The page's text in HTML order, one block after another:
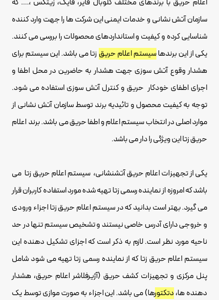
اعلام حریق با برندهای مختلف گلوبال فایر، فایک، زیتکس ،.... که
سازمان آتش نشانی و خدمات ایمنی این شرکت ها را جهت وارد کننده
شناسایی کرده و کیفیت و استانداردهای محصولات را بررسی می کنند.
یکی از این برندهاسیستم اعلام حریق زتا می باشد. این سیستم برای
هشدار وقوع آتش سوزی جهت هشدار به حاضرین در محل اطفا و
اجرای اطفای خودکار حریق و کنترل آتش سوزی استفاده می شود.
توجه به کیفیت محصول و تائیدیه برند توسط سازمان آتش نشانی از
موارد اصلی در انتخاب سیستم اعلام و اطفا حریق می باشد. برند اعلام
حریق زتا این ویژگی را دار می باشد.
یکی از تجهیزات اعلام حریق آتشنشانی، سیستم اعلام حریق زتا می
باشد که امروزه از نماینده رسمی زتا تهیه شده مورد استفاده کاربران قرار
می گیرد. بهتر است بدانید که در سیستم اعلام حریق زتا اجزاء ورودی
و خروجی دارای آدرس خاصی نیستند و تشخیص سیستم تنها در حد
ناحیه مورد نظر است. لازم به ذکر است که اجزای تشکیل دهنده این
سیستم اعلام حریق ‌زتا که از نماینده رسمی زتا تهیه می شود شامل
پنل مرکزی و تجهیزات کشف حریق (آژیرفلاشر اعلام حریق، هشدار
دهنده ها، دتکتورها) می باشد. این اجزاء به صورت موازی توسط یک